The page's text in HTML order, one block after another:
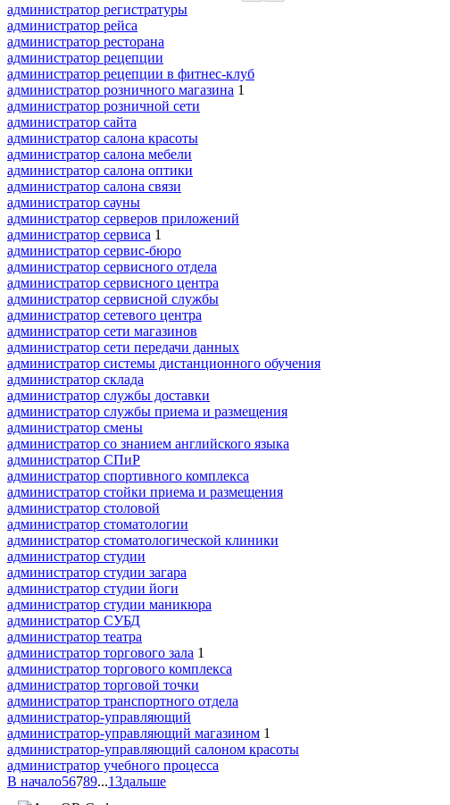
администратор регистратуры
администратор рейса
администратор ресторана
администратор рецепции
администратор рецепции в фитнес-клуб
администратор розничного магазина 1
администратор розничной сети
администратор сайта
администратор салона красоты
администратор салона мебели
администратор салона оптики
администратор салона связи
администратор сауны
администратор серверов приложений
администратор сервиса 1
администратор сервис-бюро
администратор сервисного отдела
администратор сервисного центра
администратор сервисной службы
администратор сетевого центра
администратор сети магазинов
администратор сети передачи данных
администратор системы дистанционного обучения
администратор склада
администратор службы доставки
администратор службы приема и размещения
администратор смены
администратор со знанием английского языка
администратор СПиР
администратор спортивного комплекса
администратор стойки приема и размещения
администратор столовой
администратор стоматологии
администратор стоматологической клиники
администратор студии
администратор студии загара
администратор студии йоги
администратор студии маникюра
администратор СУБД
администратор театра
администратор торгового зала 1
администратор торгового комплекса
администратор торговой точки
администратор транспортного отдела
администратор-управляющий
администратор-управляющий магазином 1
администратор-управляющий салоном красоты
администратор учебного процесса
В начало56789...13дальше